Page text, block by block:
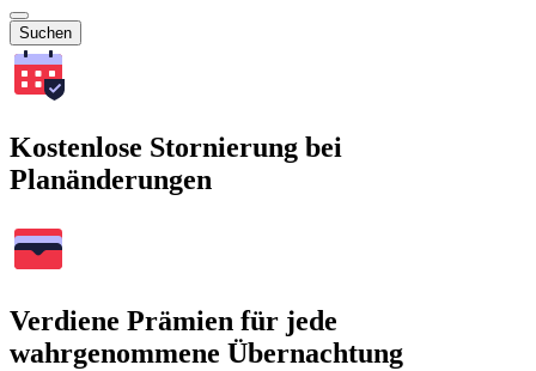
Suchen
Kostenlose Stornierung bei
Planänderungen
Verdiene Prämien für jede
wahrgenommene Übernachtung